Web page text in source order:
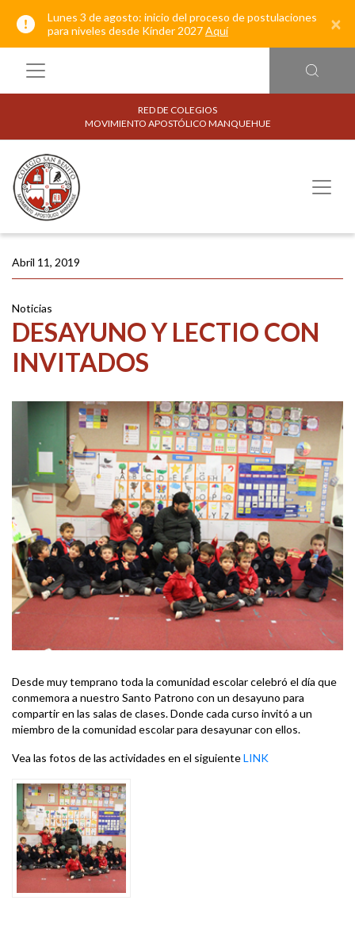
Lunes 3 de agosto: inicio del proceso de postulaciones
para niveles desde Kínder 2027Aquí ×
RED DE COLEGIOS
MOVIMIENTO APOSTÓLICO MANQUEHUE
Abril 11, 2019
Noticias
DESAYUNO Y LECTIO CON
INVITADOS
Desde muy temprano toda la comunidad escolar celebró el día que
conmemora a nuestro Santo Patrono con un desayuno para
compartir en las salas de clases. Donde cada curso invitó a un
miembro de la comunidad escolar para desayunar con ellos.
Vea las fotos de las actividades en el siguienteLINK